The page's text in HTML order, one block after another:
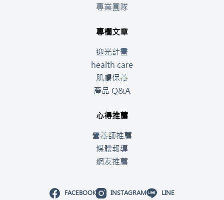
專業團隊
專欄文章
迎光計畫
health care
肌膚保養
產品 Q&A
心得推薦
營養師推薦
媒體報導
網友推薦
FACEBOOK INSTAGRAM LINE